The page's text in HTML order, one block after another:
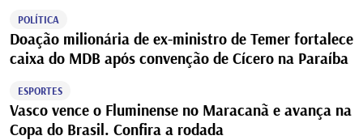
POLÍTICA
Doação milionária de ex-ministro de Temer fortalece
caixa do MDB após convenção de Cícero na Paraíba
ESPORTES
Vasco vence o Fluminense no Maracanã e avança na
Copa do Brasil. Confira a rodada